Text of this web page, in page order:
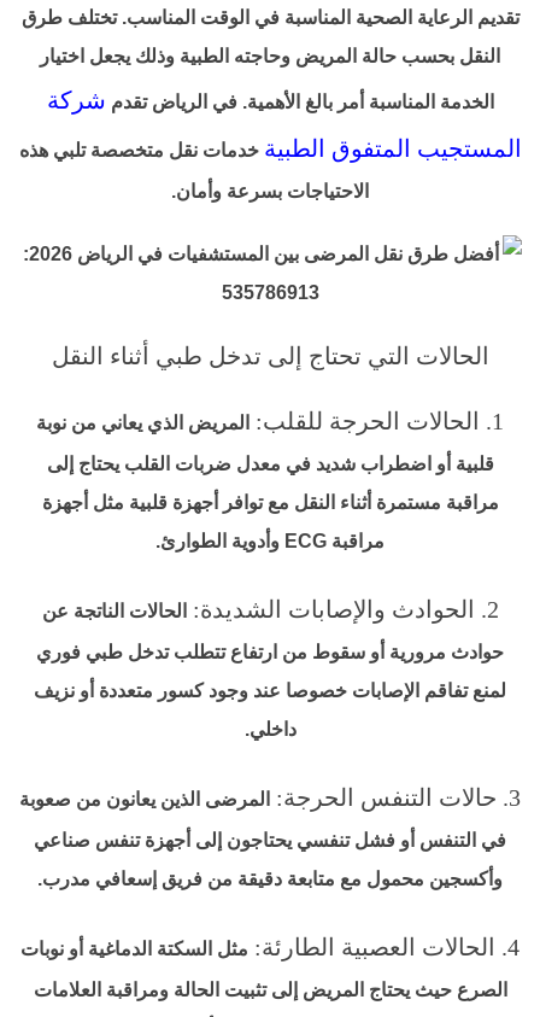
تقديم الرعاية الصحية المناسبة في الوقت المناسب. تختلف طرق
النقل بحسب حالة المريض وحاجته الطبية وذلك يجعل اختيار
الخدمة المناسبة أمر بالغ الأهمية. في الرياض تقدم شركة
المستجيب المتفوق الطبية خدمات نقل متخصصة تلبي هذه
الاحتياجات بسرعة وأمان.
الحالات التي تحتاج إلى تدخل طبي أثناء النقل
1. الحالات الحرجة للقلب:
المريض الذي يعاني من نوبة
قلبية أو اضطراب شديد في معدل ضربات القلب يحتاج إلى
مراقبة مستمرة أثناء النقل مع توافر أجهزة قلبية مثل أجهزة
مراقبة ECG وأدوية الطوارئ.
2. الحوادث والإصابات الشديدة:
الحالات الناتجة عن
حوادث مرورية أو سقوط من ارتفاع تتطلب تدخل طبي فوري
لمنع تفاقم الإصابات خصوصا عند وجود كسور متعددة أو نزيف
داخلي.
3. حالات التنفس الحرجة:
المرضى الذين يعانون من صعوبة
في التنفس أو فشل تنفسي يحتاجون إلى أجهزة تنفس صناعي
وأكسجين محمول مع متابعة دقيقة من فريق إسعافي مدرب.
4. الحالات العصبية الطارئة:
مثل السكتة الدماغية أو نوبات
الصرع حيث يحتاج المريض إلى تثبيت الحالة ومراقبة العلامات